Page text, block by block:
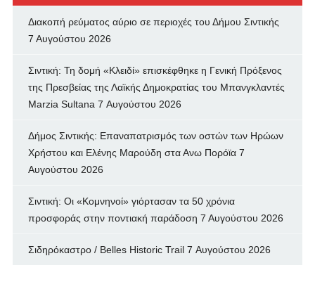
Διακοπή ρεύματος αύριο σε περιοχές του Δήμου Σιντικής
7 Αυγούστου 2026
Σιντική: Τη δομή «Κλειδί» επισκέφθηκε η Γενική Πρόξενος
της Πρεσβείας της Λαϊκής Δημοκρατίας του Μπανγκλαντές
Marzia Sultana 7 Αυγούστου 2026
Δήμος Σιντικής: Επαναπατρισμός των oστών των Ηρώων
Χρήστου και Ελένης Μαρούδη στα Ανω Πορόϊα 7
Αυγούστου 2026
Σιντική: Οι «Κομνηνοί» γιόρτασαν τα 50 χρόνια
προσφοράς στην ποντιακή παράδοση 7 Αυγούστου 2026
Σιδηρόκαστρο / Belles Historic Trail 7 Αυγούστου 2026